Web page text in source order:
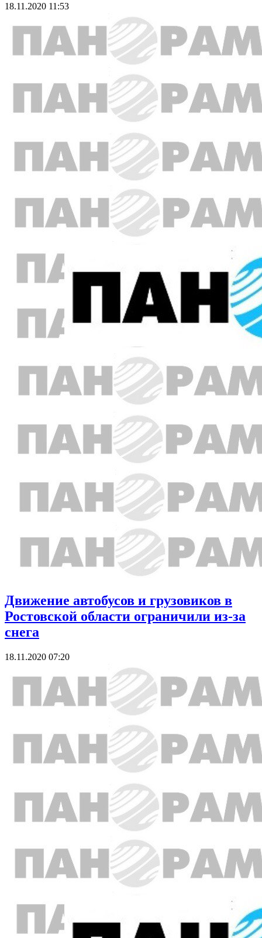
18.11.2020 11:53
Движение автобусов и грузовиков в
Ростовской области ограничили из-за
снега
18.11.2020 07:20